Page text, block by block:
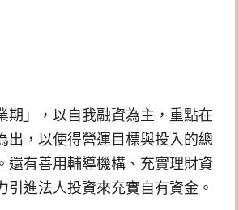
期」，以自我融資為主，重點在
出，以使得營運目標與投入的總
還有善用輔導機構、充實理財資
引進法人投資來充實自有資金。